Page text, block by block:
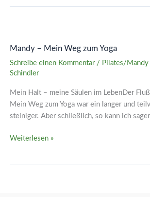
Mandy – Mein Weg zum Yoga
Schreibe einen Kommentar / Pilates/Mandy
Schindler
Mein Halt – meine Säulen im LebenDer
Mein Weg zum Yoga war ein langer und
steiniger. Aber schließlich, so kann ich
Mein
Weg
zum
Weiterlesen »